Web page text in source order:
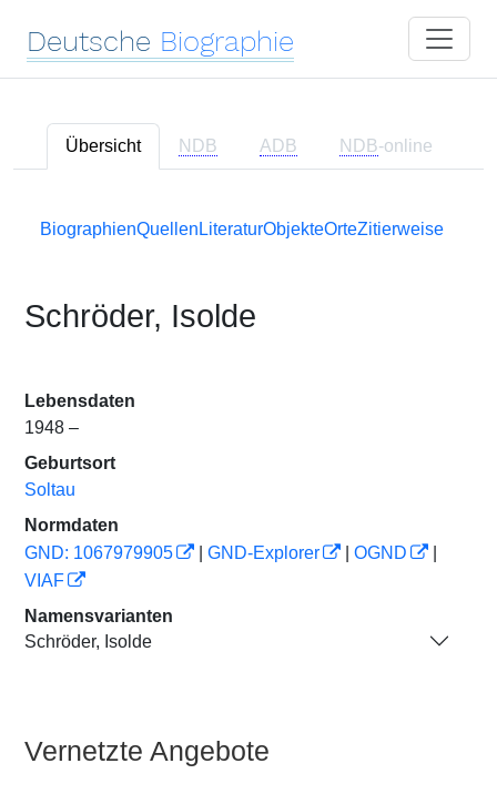
Deutsche Biographie
Übersicht NDB ADB NDB-online
BiographienQuellen LiteraturObjekteOrteZitierweise
Schröder, Isolde
Lebensdaten
1948 –
Geburtsort
Soltau
Normdaten
GND: 1067979905
GND-Explorer OGND
VIAF
Namensvarianten
Schröder, Isolde
Vernetzte Angebote